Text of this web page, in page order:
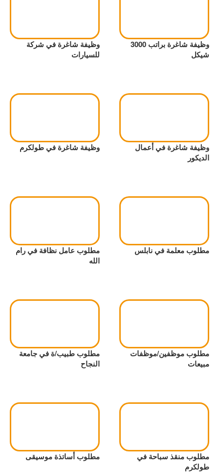
وظيفة شاغرة براتب 3000
شيكل
وظيفة شاغرة في شركة
للسيارات
وظيفة شاغرة في أعمال
الديكور
وظيفة شاغرة في طولكرم
مطلوب معلمة في نابلس
مطلوب عامل نظافة في رام
الله
مطلوب موظفين/موظفات
مبيعات
مطلوب طبيب/ة في جامعة
النجاح
مطلوب منقذ سباحة في
طولكرم
مطلوب أساتذة موسيقى